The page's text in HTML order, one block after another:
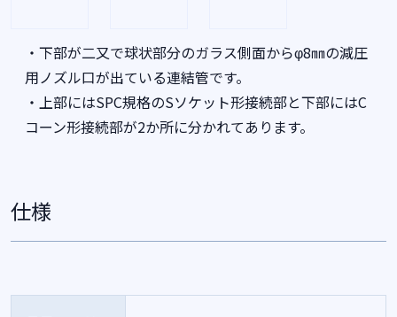
・下部が二又で球状部分のガラス側面からφ8㎜の減圧
用ノズル口が出ている連結管です。
・上部にはSPC規格のSソケット形接続部と下部にはC
コーン形接続部が2か所に分かれてあります。
仕様